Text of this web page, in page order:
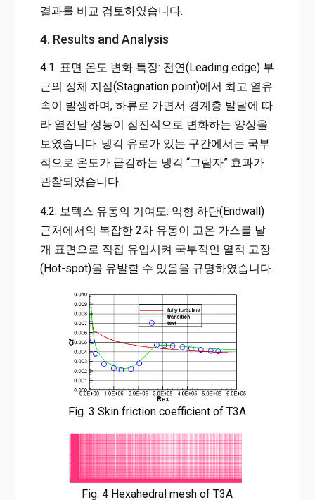
결과를 비교 검토하였습니다.
4. Results and Analysis
4.1. 표면 온도 변화 특징: 전연(Leading edge) 부
근의 정체 지점(Stagnation point)에서 최고 열유
속이 발생하며, 하류로 가면서 경계층 발달에 따
라 열전달 성능이 점진적으로 변화하는 양상을
보였습니다. 냉각 유로가 있는 구간에서는 국부
적으로 온도가 급감하는 냉각 “그림자” 효과가
관찰되었습니다.
4.2. 보텍스 유동의 기여도: 익형 하단(Endwall)
근처에서의 복잡한 2차 유동이 고온 가스를 날
개 표면으로 직접 유입시켜 국부적인 열적 고장
(Hot-spot)을 유발할 수 있음을 규명하였습니다.
Fig. 3 Skin friction coefficient of T3A
Fig. 4 Hexahedral mesh of T3A